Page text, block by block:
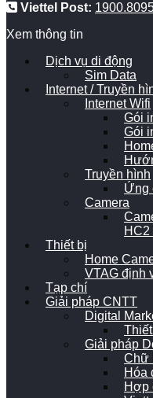
Viettel Post:
Xem thông tin
Dịch vụ di động
Sim Data
Internet / Truyền
Internet Wifi
Gói
Gói
Truyền hình
Ứng
Camera
HC2
Thiết bị
Home
VTAG định
Tạp chí
Giải pháp CNTT
Digital
Giải pháp
Chữ
Hóa
Hợp